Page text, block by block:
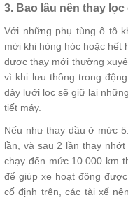
3. Bao lâu nên thay
Với những phụ tùng ô tô
mới khi hỏng hóc hoặc hết
được thay mới thường
vì khi lưu thông trong
đây lưới lọc sẽ giữ lại
tiết máy.
Nếu như thay dầu ở mức
lần, và sau 2 lần thay
chạy đến mức 10.000 km
để giúp xe hoạt đông
cố định trên, các tài xế